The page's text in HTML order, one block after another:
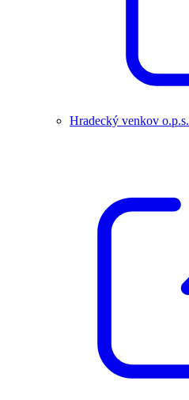
Hradecký venkov o.p.s.